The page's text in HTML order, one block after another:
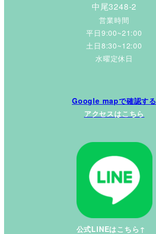
中尾3248-2
営業時間
平日9:00~21:00
土日8:30~12:00
水曜定休日
Google mapで確認する
アクセスはこちら
公式LINEはこちら↑